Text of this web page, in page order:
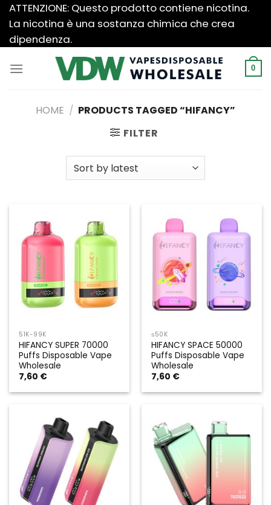
Salta
contenuti
ATTENZIONE: Questo prodotto contiene nicotina.
La nicotina è una sostanza chimica che crea
dipendenza.
0
HOME / PRODUCTS TAGGED “HIFANCY”
FILTER
51K-99K
HIFANCY SUPER 70000
Puffs Disposable Vape
Wholesale
7,60 €
≤50K
HIFANCY SPACE 50000
Puffs Disposable Vape
Wholesale
7,60 €